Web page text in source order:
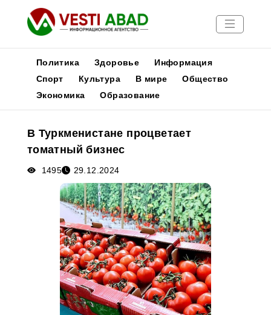
Новости
Медиа
Афиша
Политика Здоровье
Информация
Спорт
Культура В мире
Общество
Экономика
Образование
В Туркменистане процветает
томатный бизнес
1495 29.12.2024